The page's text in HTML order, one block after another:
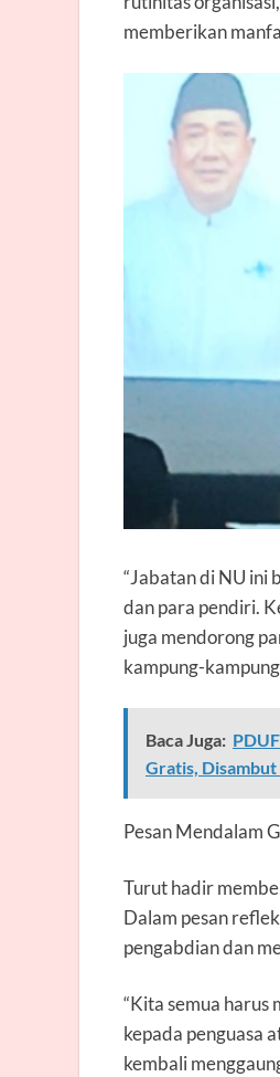
memberikan
“Jabatan di NU ini
dan para pendiri.
juga mendorong
kampung-
Baca Juga:
Gratis,
Pesan Mendalam
Turut hadir
Dalam pesan
pengabdian dan
“Kita semua harus
kepada penguasa
kembali